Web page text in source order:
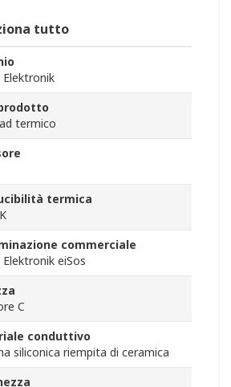
tutto
termico
termica
commerciale
eiSos
C
conduttivo
siliconica riempita di ceramica